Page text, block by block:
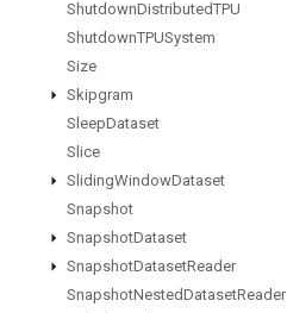
ShutdownDistributedTPU
ShutdownTPUSystem
Size
Skipgram
SleepDataset
Slice
SlidingWindowDataset
Snapshot
SnapshotDataset
SnapshotDatasetReader
SnapshotNestedDatasetReader